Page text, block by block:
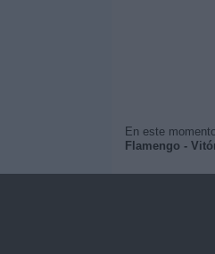
En este
Flamengo -